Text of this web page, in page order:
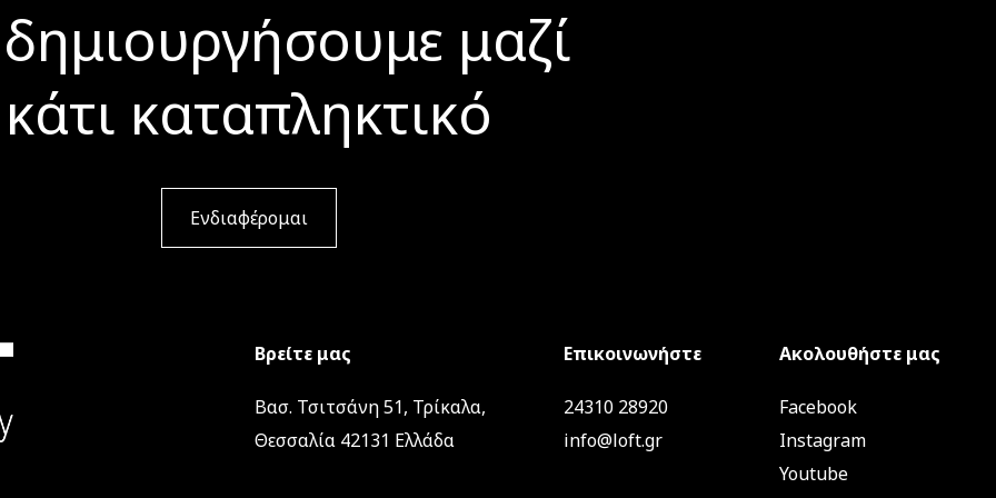
μαζί
κάτι καταπληκτικό
Ενδιαφέρομαι
Βρείτε μας
Βασ. Τσιτσάνη 51, Τρίκαλα,
Θεσσαλία 42131 Ελλάδα
Επικοινωνήστε
24310 28920
info@loft.gr
Ακολουθήστε μας
Facebook
Instagram
Youtube